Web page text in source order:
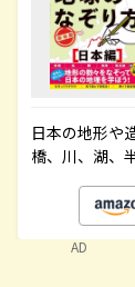
日本の地形や
橋、川、湖、
AD